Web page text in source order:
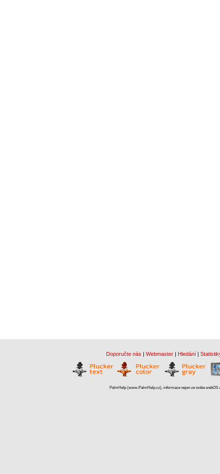
Doporučte nás | Webmaster | Hledání |
PalmHelp (www.PalmHelp.cz), informace nejen ze světa